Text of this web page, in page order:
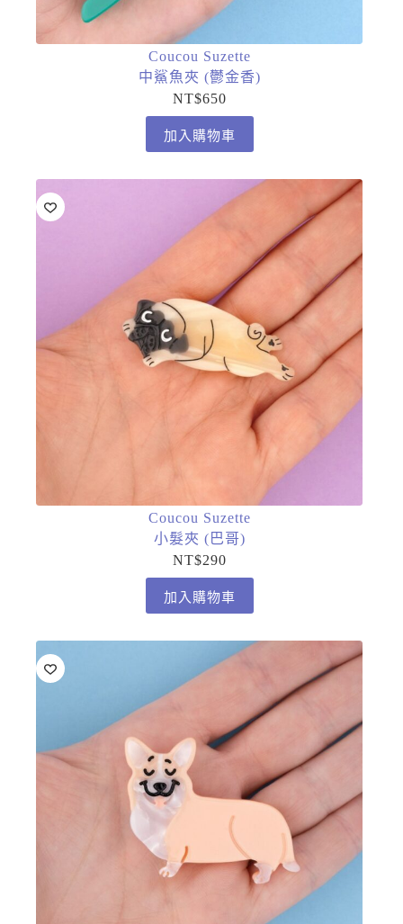
Coucou Suzette
中鯊魚夾 (鬱金香)
NT$650
加入購物車
Coucou Suzette
小髮夾 (巴哥)
NT$290
加入購物車